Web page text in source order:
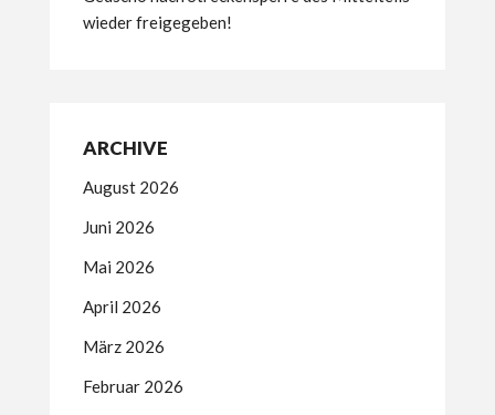
wieder freigegeben!
ARCHIVE
August 2026
Juni 2026
Mai 2026
April 2026
März 2026
Februar 2026